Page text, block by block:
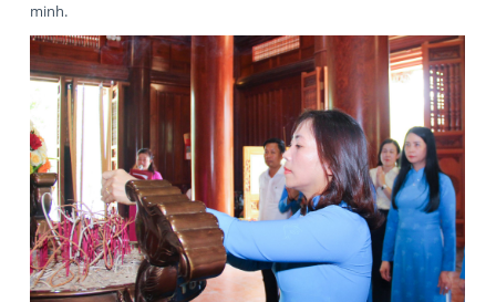
minh.